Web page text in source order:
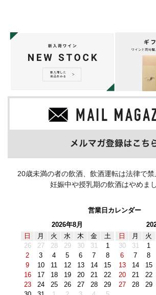
20歳未満の者の飲酒、飲酒運転は法律で禁
妊娠中や授乳期の飲酒はやめまし
営業日カレンダー
2026年8月
日
月 火 水 木 金
土
26
27 28 29 30 31
1
2
3 4 5 6 7
8
9
10 11 12 13 14
15
16
17 18 19 20 21
22
23
24 25 26 27 28
29
日
月 火
30
31 1
6
7 8
13
14 15
20
21 22
27
28 29